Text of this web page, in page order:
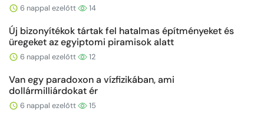
6 nappal ezelőtt 14
Új bizonyítékok tártak fel hatalmas építményeket és
üregeket az egyiptomi piramisok alatt
6 nappal ezelőtt 12
Van egy paradoxon a vízfizikában, ami
dollármilliárdokat ér
6 nappal ezelőtt 15